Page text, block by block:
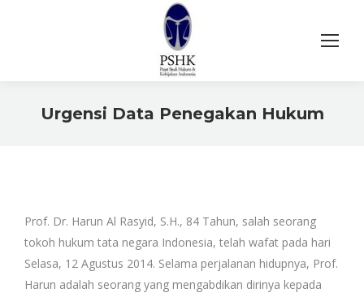
Urgensi Data Penegakan Hukum
Prof. Dr. Harun Al Rasyid, S.H., 84 Tahun, salah seorang
tokoh hukum tata negara Indonesia, telah wafat pada hari
Selasa, 12 Agustus 2014. Selama perjalanan hidupnya, Prof.
Harun adalah seorang yang mengabdikan dirinya kepada